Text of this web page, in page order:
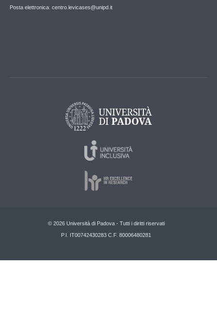
Posta elettronica: centro.levicases@unipd.it
© 2026 Università di Padova - Tutti i diritti riservati
P.I. IT00742430283 C.F. 80006480281